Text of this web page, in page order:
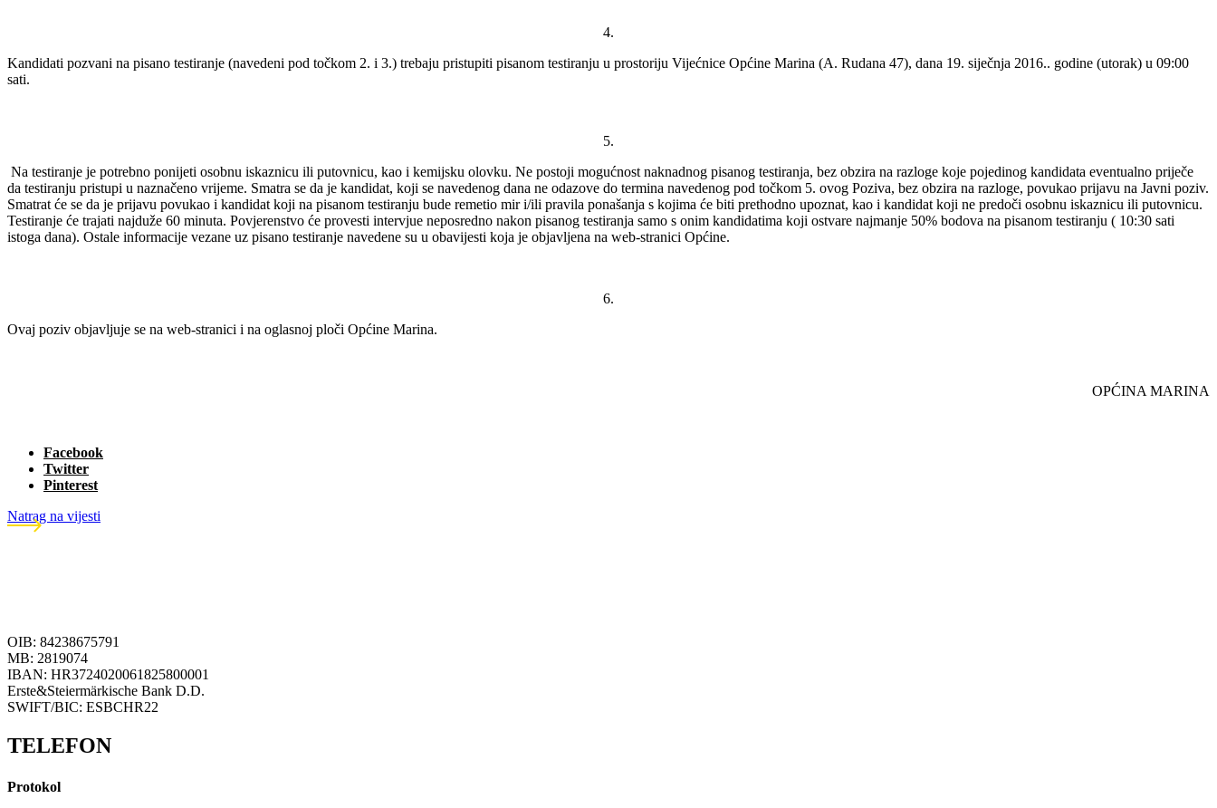
4.
Kandidati pozvani na pisano testiranje (navedeni pod točkom 2. i 3.) trebaju pristupiti pisanom testiranju u prostoriju Vijećnice Općine Marina (A. Rudana 47), dana 19. siječnja 2016.. godine (utorak) u 09:00
sati.
5.
Na testiranje je potrebno ponijeti osobnu iskaznicu ili putovnicu, kao i kemijsku olovku. Ne postoji mogućnost naknadnog pisanog testiranja, bez obzira na razloge koje pojedinog kandidata eventualno priječe
da testiranju pristupi u naznačeno vrijeme. Smatra se da je kandidat, koji se navedenog dana ne odazove do termina navedenog pod točkom 5. ovog Poziva, bez obzira na razloge, povukao prijavu na Javni poziv.
Smatrat će se da je prijavu povukao i kandidat koji na pisanom testiranju bude remetio mir i/ili pravila ponašanja s kojima će biti prethodno upoznat, kao i kandidat koji ne predoči osobnu iskaznicu ili putovnicu.
Testiranje će trajati najduže 60 minuta. Povjerenstvo će provesti intervjue neposredno nakon pisanog testiranja samo s onim kandidatima koji ostvare najmanje 50% bodova na pisanom testiranju ( 10:30 sati
istoga dana). Ostale informacije vezane uz pisano testiranje navedene su u obavijesti koja je objavljena na web-stranici Općine.
6.
Ovaj poziv objavljuje se na web-stranici i na oglasnoj ploči Općine Marina.
OPĆINA MARINA
Facebook
Twitter
Pinterest
Natrag na vijesti
OIB: 84238675791
MB: 2819074
IBAN: HR3724020061825800001
Erste&Steiermärkische Bank D.D.
SWIFT/BIC: ESBCHR22
TELEFON
Protokol